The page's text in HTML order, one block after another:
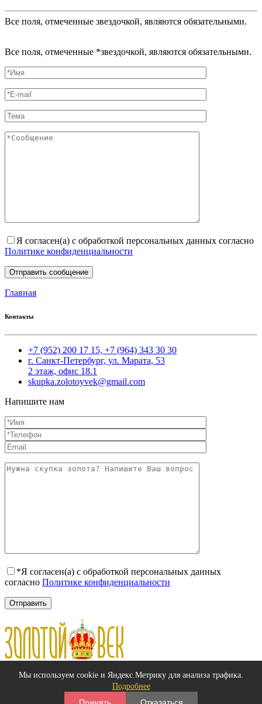
Все поля, отмеченные звездочкой, являются обязательными.
Все поля, отмеченные *звездочкой, являются обязательными.
Я согласен(а) с обработкой персональных данных согласно
Политике конфиденциальности
Главная
Контакты
+7 (952) 200 17 15, +7 (964) 343 30 30
г. Санкт-Петербург, ул. Марата, 53
2 этаж, офис 18.1
skupka.zolotoyvek@gmail.com
Напишите нам
*Я согласен(а) с обработкой персональных данных
согласно Политике конфиденциальности
Мы используем cookie и Яндекс.Метрику для анализа трафика.
Подробнее